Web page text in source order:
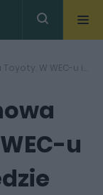
Gazoo Racing to nowa marka Toyoty. W WEC-u ich hypercar pojedzie zaś pod szyldem Toyota Racing. To rewolucja
u